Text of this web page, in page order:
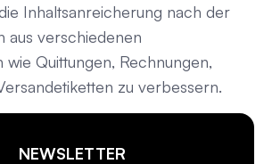
Inhaltsanreicherung nach der
aus verschiedenen
Quittungen, Rechnungen,
zu verbessern.
NEWSLETTER